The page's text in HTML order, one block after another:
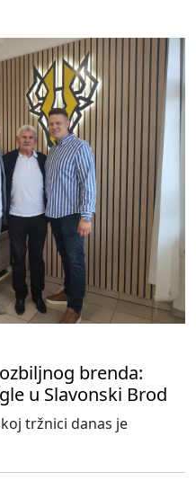
brenda:
u Slavonski Brod
tržnici danas je